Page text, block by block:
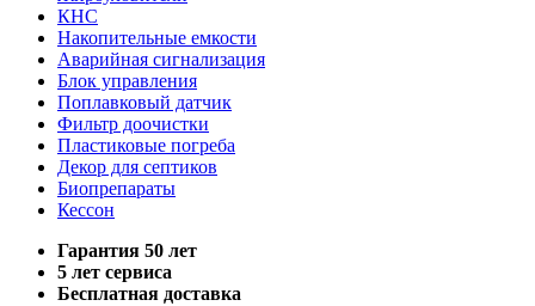
КНС
Накопительные емкости
Аварийная сигнализация
Блок управления
Поплавковый датчик
Фильтр доочистки
Пластиковые погреба
Декор для септиков
Биопрепараты
Кессон
Гарантия 50 лет
5 лет сервиса
Бесплатная доставка